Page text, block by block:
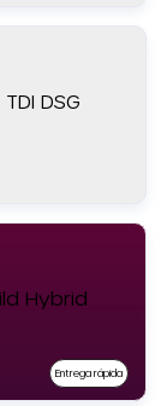
Entrega rápida